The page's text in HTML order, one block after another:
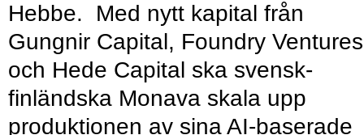
Hebbe. Med nytt kapital från
Gungnir Capital, Foundry Ventures
och Hede Capital ska svensk-
finländska Monava skala upp
produktionen av sina AI-baserade